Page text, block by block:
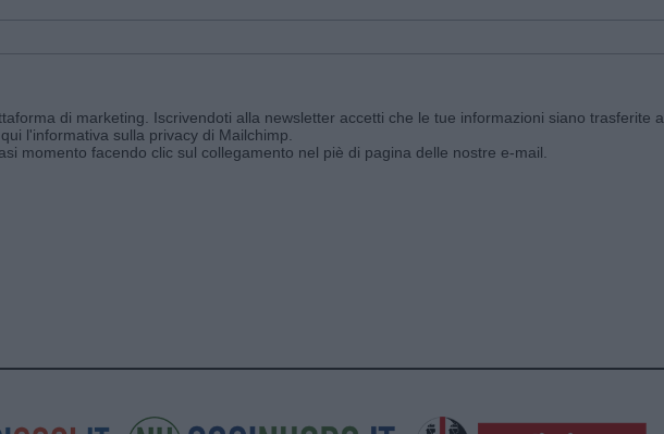
di marketing. Iscrivendoti alla newsletter accetti che le tue informazioni siano trasferite a
l'informativa sulla privacy di Mailchimp
momento facendo clic sul collegamento nel piè di pagina delle nostre e-mail.